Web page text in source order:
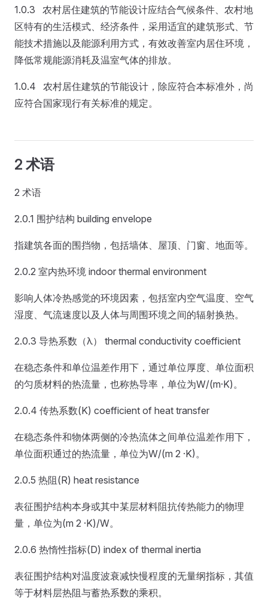
1.0.3 农村居住建筑的节能设计应结合气候条件、农村地
区特有的生活模式、经济条件，采用适宜的建筑形式、节
能技术措施以及能源利用方式，有效改善室内居住环境，
降低常规能源消耗及温室气体的排放。
1.0.4 农村居住建筑的节能设计，除应符合本标准外，尚
应符合国家现行有关标准的规定。
2 术语
2 术语
2.0.1 围护结构 building envelope
指建筑各面的围挡物，包括墙体、屋顶、门窗、地面等。
2.0.2 室内热环境 indoor thermal environment
影响人体冷热感觉的环境因素，包括室内空气温度、空气
湿度、气流速度以及人体与周围环境之间的辐射换热。
2.0.3 导热系数（λ） thermal conductivity coefficient
在稳态条件和单位温差作用下，通过单位厚度、单位面积
的匀质材料的热流量，也称热导率，单位为W/(m·K)。
2.0.4 传热系数(K) coefficient of heat transfer
在稳态条件和物体两侧的冷热流体之间单位温差作用下，
单位面积通过的热流量，单位为W/(m 2 ·K)。
2.0.5 热阻(R) heat resistance
表征围护结构本身或其中某层材料阻抗传热能力的物理
量，单位为(m 2 ·K)/W。
2.0.6 热惰性指标(D) index of thermal inertia
表征围护结构对温度波衰减快慢程度的无量纲指标，其值
等于材料层热阻与蓄热系数的乘积。